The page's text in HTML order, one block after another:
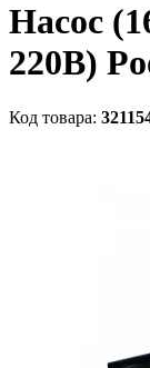
Насос
220В)
Код товара: